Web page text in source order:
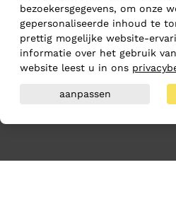
bezoekersgegevens, om onze
gepersonaliseerde inhoud te
prettig mogelijke website-
informatie over het gebruik
website leest u in ons
aanpassen